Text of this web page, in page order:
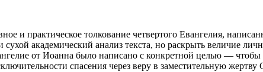
и практическое толкование четвертого Евангелия,
академический анализ текста, но раскрыть величие
от Иоанна было написано с конкретной целью — чтобы
спасения через веру в заместительную жертву